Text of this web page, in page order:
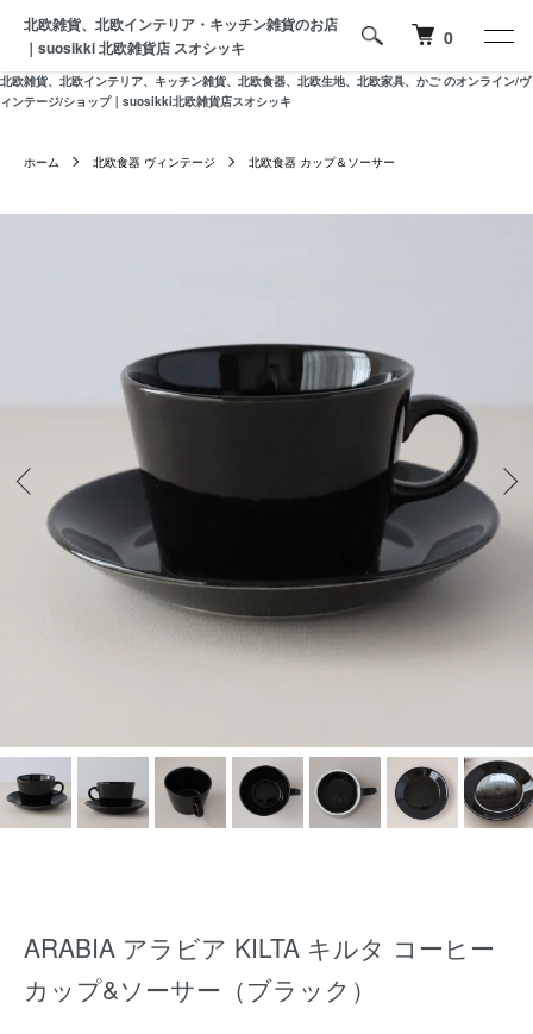
北欧雑貨、北欧インテリア、キッチン雑貨、北欧食器、北欧生地、北欧家具、かご のオンライン/ヴ
ィンテージ/ショップ｜suosikki北欧雑貨店スオシッキ
北欧雑貨、北欧インテリア・キッチン雑貨のお店
｜suosikki 北欧雑貨店 スオシッキ
0
ホーム 北欧食器 ヴィンテージ 北欧食器 カップ＆ソーサー
ARABIA アラビア KILTA キルタ コーヒー
カップ&ソーサー（ブラック）